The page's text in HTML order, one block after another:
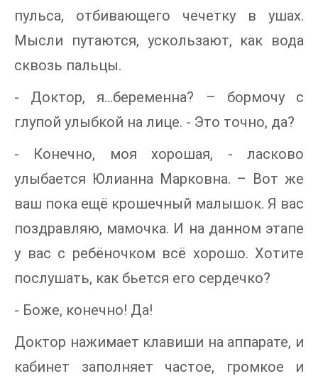
пульса, отбивающего чечетку в ушах.
Мысли путаются, ускользают, как вода
сквозь пальцы.
- Доктор, я…беременна? – бормочу с
глупой улыбкой на лице. - Это точно, да?
- Конечно, моя хорошая, - ласково
улыбается Юлианна Марковна. – Вот же
ваш пока ещё крошечный малышок. Я вас
поздравляю, мамочка. И на данном этапе
у вас с ребёночком всё хорошо. Хотите
послушать, как бьется его сердечко?
- Боже, конечно! Да!
Доктор нажимает клавиши на аппарате, и
кабинет заполняет частое, громкое и